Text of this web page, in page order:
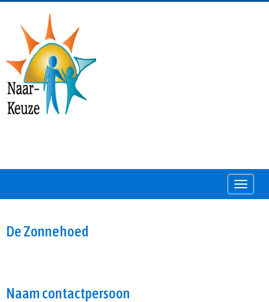
De Zonnehoed
Naam contactpersoon